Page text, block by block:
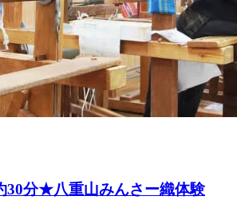
30分★八重山みんさー織体験